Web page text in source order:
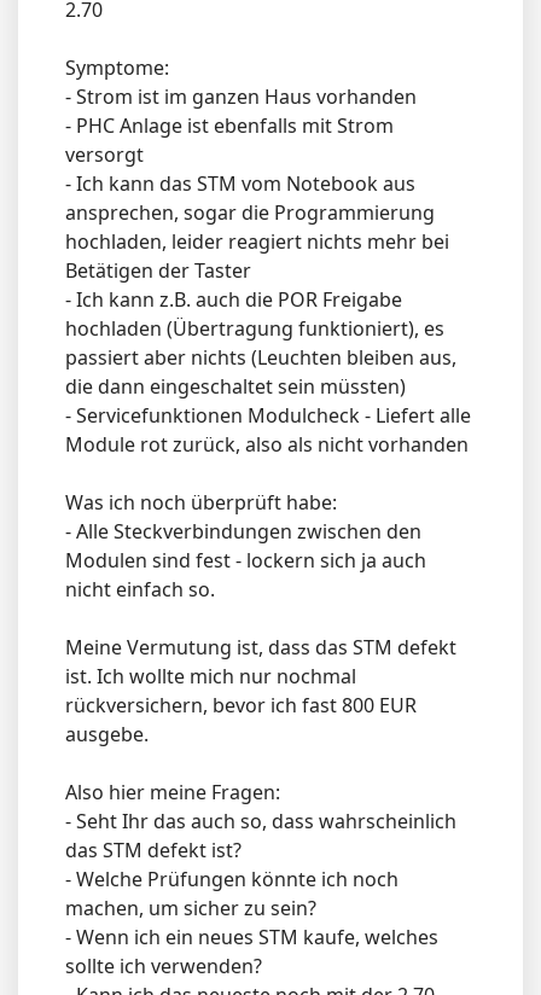
2.70
Symptome:
- Strom ist im ganzen Haus vorhanden
- PHC Anlage ist ebenfalls mit Strom
versorgt
- Ich kann das STM vom Notebook aus
ansprechen, sogar die Programmierung
hochladen, leider reagiert nichts mehr bei
Betätigen der Taster
- Ich kann z.B. auch die POR Freigabe
hochladen (Übertragung funktioniert), es
passiert aber nichts (Leuchten bleiben aus,
die dann eingeschaltet sein müssten)
- Servicefunktionen Modulcheck - Liefert alle
Module rot zurück, also als nicht vorhanden
Was ich noch überprüft habe:
- Alle Steckverbindungen zwischen den
Modulen sind fest - lockern sich ja auch
nicht einfach so.
Meine Vermutung ist, dass das STM defekt
ist. Ich wollte mich nur nochmal
rückversichern, bevor ich fast 800 EUR
ausgebe.
Also hier meine Fragen:
- Seht Ihr das auch so, dass wahrscheinlich
das STM defekt ist?
- Welche Prüfungen könnte ich noch
machen, um sicher zu sein?
- Wenn ich ein neues STM kaufe, welches
sollte ich verwenden?